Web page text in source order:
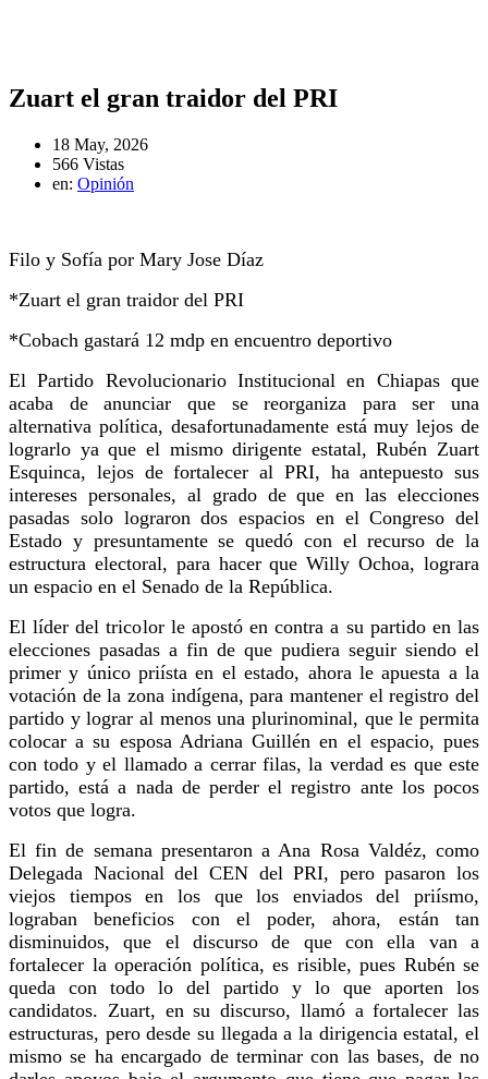
Zuart el gran traidor del PRI
18 May, 2026
566 Vistas
en: Opinión
Filo y Sofía por Mary Jose Díaz
*Zuart el gran traidor del PRI
*Cobach gastará 12 mdp en encuentro deportivo
El Partido Revolucionario Institucional en Chiapas que
acaba de anunciar que se reorganiza para ser una
alternativa política, desafortunadamente está muy lejos de
lograrlo ya que el mismo dirigente estatal, Rubén Zuart
Esquinca, lejos de fortalecer al PRI, ha antepuesto sus
intereses personales, al grado de que en las elecciones
pasadas solo lograron dos espacios en el Congreso del
Estado y presuntamente se quedó con el recurso de la
estructura electoral, para hacer que Willy Ochoa, lograra
un espacio en el Senado de la República.
El líder del tricolor le apostó en contra a su partido en las
elecciones pasadas a fin de que pudiera seguir siendo el
primer y único priísta en el estado, ahora le apuesta a la
votación de la zona indígena, para mantener el registro del
partido y lograr al menos una plurinominal, que le permita
colocar a su esposa Adriana Guillén en el espacio, pues
con todo y el llamado a cerrar filas, la verdad es que este
partido, está a nada de perder el registro ante los pocos
votos que logra.
El fin de semana presentaron a Ana Rosa Valdéz, como
Delegada Nacional del CEN del PRI, pero pasaron los
viejos tiempos en los que los enviados del priísmo,
lograban beneficios con el poder, ahora, están tan
disminuidos, que el discurso de que con ella van a
fortalecer la operación política, es risible, pues Rubén se
queda con todo lo del partido y lo que aporten los
candidatos. Zuart, en su discurso, llamó a fortalecer las
estructuras, pero desde su llegada a la dirigencia estatal, el
mismo se ha encargado de terminar con las bases, de no